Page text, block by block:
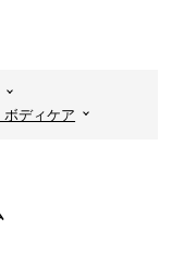
ボディケア